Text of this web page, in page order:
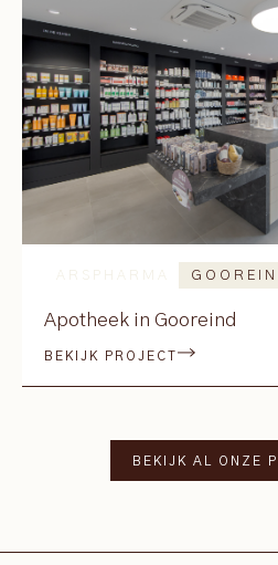
ARSPHARMA
Apotheek in Gooreind
BEKIJK PROJECT
BEKIJK AL ONZE